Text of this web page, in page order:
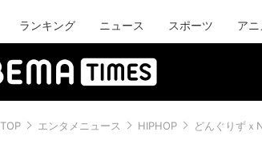
ランキング ニュース スポーツ アニ
TOP エンタメニュース HIPHOP どんぐりずｘ